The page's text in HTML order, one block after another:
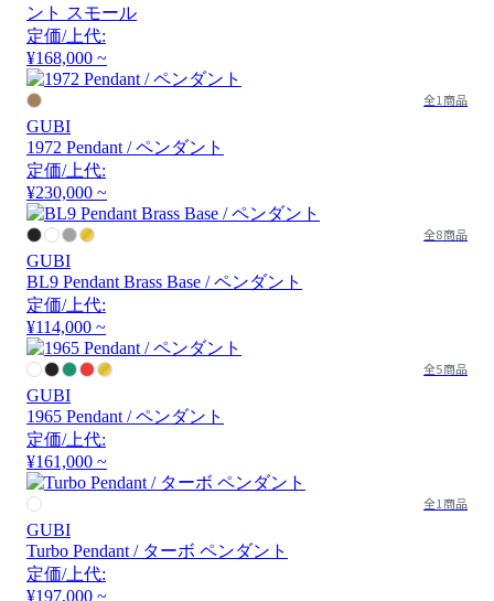
ント スモール
定価/上代:
¥168,000 ~
全1商品
GUBI
1972 Pendant / ペンダント
定価/上代:
¥230,000 ~
全8商品
GUBI
BL9 Pendant Brass Base / ペンダント
定価/上代:
¥114,000 ~
全5商品
GUBI
1965 Pendant / ペンダント
定価/上代:
¥161,000 ~
全1商品
GUBI
Turbo Pendant / ターボ ペンダント
定価/上代:
¥197,000 ~